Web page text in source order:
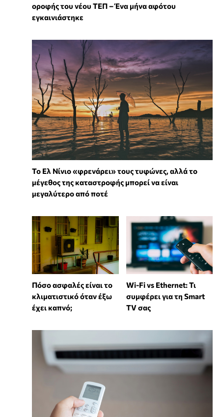
οροφής του νέου ΤΕΠ – Ένα μήνα αφότου
εγκαινιάστηκε
Το Ελ Νίνιο «φρενάρει» τους τυφώνες, αλλά το
μέγεθος της καταστροφής μπορεί να είναι
μεγαλύτερο από ποτέ
Πόσο ασφαλές είναι το
κλιματιστικό όταν έξω
έχει καπνό;
Wi-Fi vs Ethernet: Τι
συμφέρει για τη Smart
TV σας